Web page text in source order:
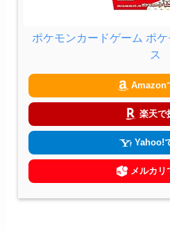
ポケモンカードゲーム ポ
ス
Amazon
楽天で
Yahoo!
メルカリ